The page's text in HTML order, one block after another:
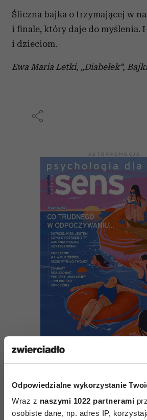
Odpowiedzialne wykorzystanie
Wraz z naszymi 1022 partnerami
osobiste dane, np. adres IP,
Śliczna bajka o trzymającej w
i finale, który daje do myślenia. I
i dzieciom.
Ewa Maria Letki, „Diabełek”,
AUTOPROMOCJA
E-WYDANIE